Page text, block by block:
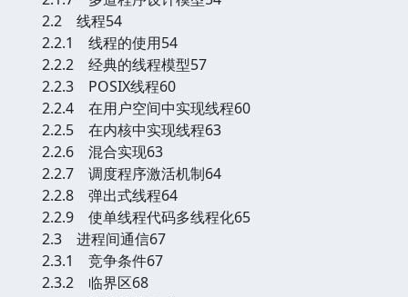
2.2 线程54
2.2.1 线程的使用54
2.2.2 经典的线程模型57
2.2.3 POSIX线程60
2.2.4 在用户空间中实现线程60
2.2.5 在内核中实现线程63
2.2.6 混合实现63
2.2.7 调度程序激活机制64
2.2.8 弹出式线程64
2.2.9 使单线程代码多线程化65
2.3 进程间通信67
2.3.1 竞争条件67
2.3.2 临界区68